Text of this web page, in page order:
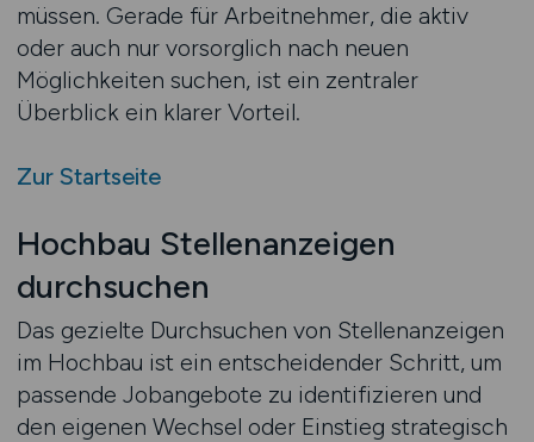
müssen. Gerade für Arbeitnehmer, die aktiv
oder auch nur vorsorglich nach neuen
Möglichkeiten suchen, ist ein zentraler
Überblick ein klarer Vorteil.
Zur Startseite
Hochbau Stellenanzeigen
durchsuchen
Das gezielte Durchsuchen von Stellenanzeigen
im Hochbau ist ein entscheidender Schritt, um
passende Jobangebote zu identifizieren und
den eigenen Wechsel oder Einstieg strategisch